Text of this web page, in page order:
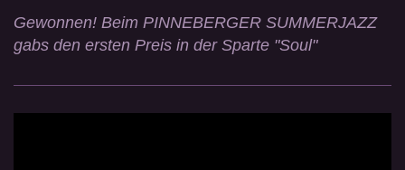
Gewonnen! Beim PINNEBERGER SUMMERJAZZ
gabs den ersten Preis in der Sparte "Soul"